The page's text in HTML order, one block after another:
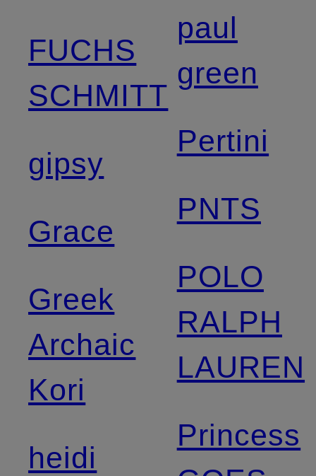
FUCHS
SCHMITT
gipsy
Grace
Greek
Archaic
Kori
heidi
paul
green
Pertini
PNTS
POLO
RALPH
LAUREN
Princess